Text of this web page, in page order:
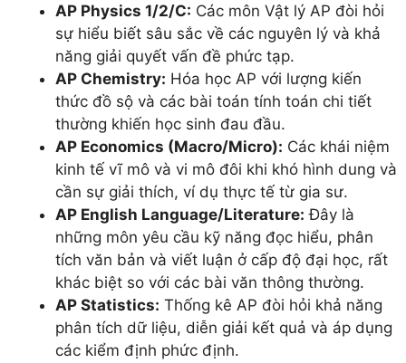
AP Physics 1/2/C: Các môn Vật lý AP đòi hỏi
sự hiểu biết sâu sắc về các nguyên lý và khả
năng giải quyết vấn đề phức tạp.
AP Chemistry: Hóa học AP với lượng kiến
thức đồ sộ và các bài toán tính toán chi tiết
thường khiến học sinh đau đầu.
AP Economics (Macro/Micro): Các khái niệm
kinh tế vĩ mô và vi mô đôi khi khó hình dung và
cần sự giải thích, ví dụ thực tế từ gia sư.
AP English Language/Literature: Đây là
những môn yêu cầu kỹ năng đọc hiểu, phân
tích văn bản và viết luận ở cấp độ đại học, rất
khác biệt so với các bài văn thông thường.
AP Statistics: Thống kê AP đòi hỏi khả năng
phân tích dữ liệu, diễn giải kết quả và áp dụng
các kiểm định phức định.